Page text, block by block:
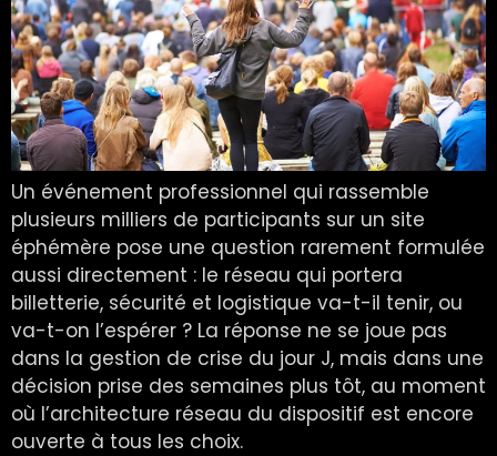
Un événement professionnel qui rassemble
plusieurs milliers de participants sur un site
éphémère pose une question rarement formulée
aussi directement : le réseau qui portera
billetterie, sécurité et logistique va-t-il tenir, ou
va-t-on l’espérer ? La réponse ne se joue pas
dans la gestion de crise du jour J, mais dans une
décision prise des semaines plus tôt, au moment
où l’architecture réseau du dispositif est encore
ouverte à tous les choix.